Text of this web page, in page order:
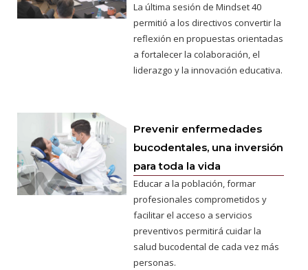
La última sesión de Mindset 40
permitió a los directivos convertir la
reflexión en propuestas orientadas
a fortalecer la colaboración, el
liderazgo y la innovación educativa.
Prevenir enfermedades
bucodentales, una inversión
para toda la vida
Educar a la población, formar
profesionales comprometidos y
facilitar el acceso a servicios
preventivos permitirá cuidar la
salud bucodental de cada vez más
personas.